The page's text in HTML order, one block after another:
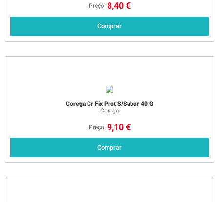
Preço: 8,40 €
Comprar
Corega Cr Fix Prot S/Sabor 40 G
Corega
Preço: 9,10 €
Comprar